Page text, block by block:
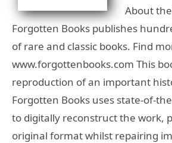
About
Forgotten Books publishes
of rare and classic books. Find
www.forgottenbooks.com This
reproduction of an important
Forgotten Books uses state-of-
to digitally reconstruct the work,
original format whilst repairing